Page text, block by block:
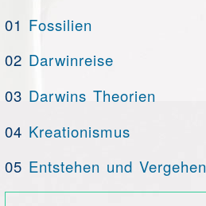
01 Fossilien
02 Darwinreise
03 Darwins Theorien
04 Kreationismus
05 Entstehen und Vergehen